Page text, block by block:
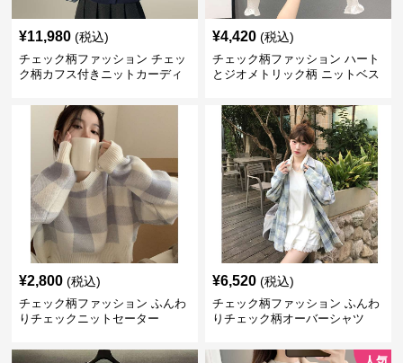
¥11,980 (税込)
チェック柄ファッション チェッ
ク柄カフス付きニットカーディ
¥4,420 (税込)
チェック柄ファッション ハート
とジオメトリック柄 ニットベス
¥2,800 (税込)
チェック柄ファッション ふんわ
りチェックニットセーター
¥6,520 (税込)
チェック柄ファッション ふんわ
りチェック柄オーバーシャツ